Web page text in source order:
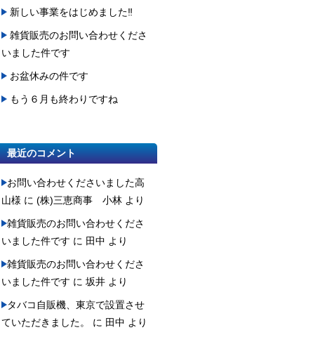
新しい事業をはじめました‼
雑貨販売のお問い合わせくださ
いました件です
お盆休みの件です
もう６月も終わりですね
最近のコメント
お問い合わせくださいました高
山様 に (株)三恵商事 小林より
雑貨販売のお問い合わせくださ
いました件です に 田中 より
雑貨販売のお問い合わせくださ
いました件です に 坂井より
タバコ自販機、東京で設置させ
ていただきました。
に 田中 より